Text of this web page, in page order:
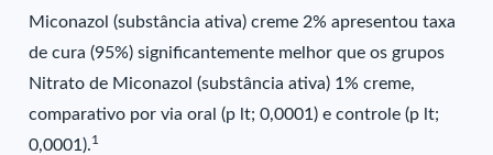
Miconazol (substância ativa) creme 2% apresentou taxa
de cura (95%) significantemente melhor que os grupos
Nitrato de Miconazol (substância ativa) 1% creme,
comparativo por via oral (p lt; 0,0001) e controle (p lt;
0,0001).1